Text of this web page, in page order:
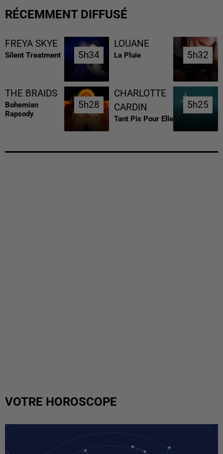
RÉCEMMENT DIFFUSÉ
FREYA SKYE
Silent Treatment 5h34
5h34
LOUANE
La Pluie 5h32
5h32
THE BRAIDS
Bohemian
Rapsody
5h28
5h28
CHARLOTTE
CARDIN
Tant Pis Pour Elle
5h25
5h25
VOTRE HOROSCOPE